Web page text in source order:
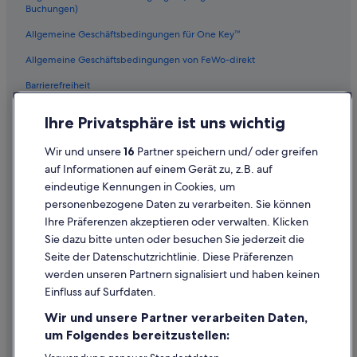
Melia Hotels in Wien
Derag Livinghotels in Wien
Familien in Wien
Lgbtqia-Freundliche in Wien
Boutique- in Wien
Relais & Chateaux Hotels in Wien
Independent Hotels in Wien
Accor Hotels in Wien
Private Ferienhäuser in Wien
Wien Hotels
Hotels mit Aussicht in Wien
Fairmont Hotels in Wien
Hotels mit Suiten in Wien
Hotels mit Sauna in Wien
Buchungen)
Allgemeine Geschäftsbedingungen für One Key™
Allgemeine Geschäftsbedingungen von FeWo-direkt
Barrierefreiheit
Inhaltsrichtlinien und Melden von Inhalten
Hilfe
Hilfe
Flug stornieren
Rückerstattungsdauer
Ihre Privatsphäre ist uns wichtig
Wir und unsere16 Partner speichern und/ oder greifen
auf Informationen auf einem Gerät zu, z.B. auf
eindeutige Kennungen in Cookies, um
personenbezogene Daten zu verarbeiten. Sie können
Ihre Präferenzen akzeptieren oder verwalten. Klicken
Sie dazu bitte unten oder besuchen Sie jederzeit die
Seite der Datenschutzrichtlinie. Diese Präferenzen
werden unseren Partnern signalisiert und haben keinen
Einfluss auf Surfdaten.
Wir und unsere Partner verarbeiten Daten,
um Folgendes bereitzustellen: